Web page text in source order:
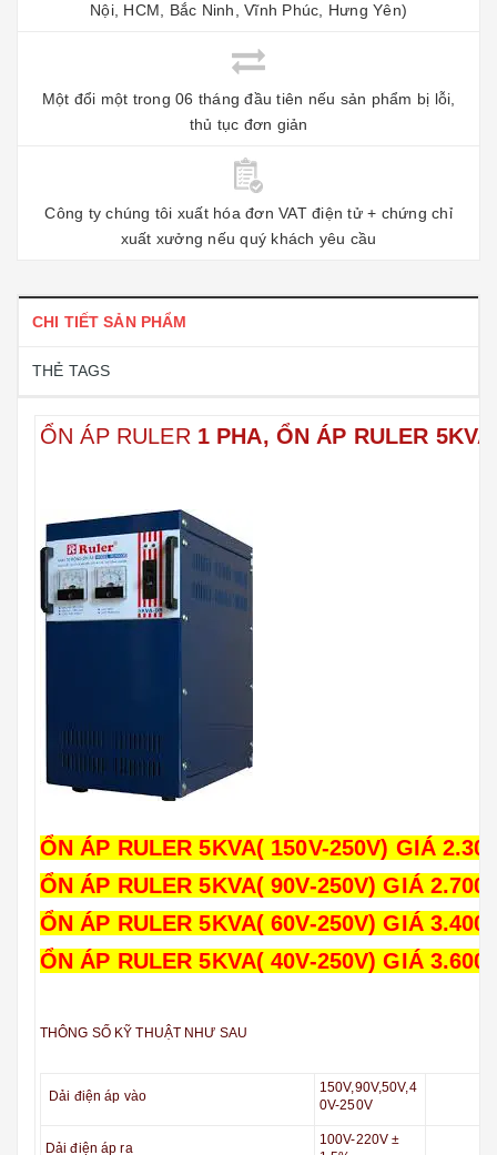
Nội, HCM, Bắc Ninh, Vĩnh Phúc, Hưng Yên)
Một đổi một trong 06 tháng đầu tiên nếu sản phẩm bị lỗi,
thủ tục đơn giản
Công ty chúng tôi xuất hóa đơn VAT điện tử + chứng chỉ
xuất xưởng nếu quý khách yêu cầu
CHI TIẾT SẢN PHẨM
THẺ TAGS
ỔN ÁP RULER 1 PHA, ỔN ÁP RULER 5KVA
ỔN ÁP RULER 5KVA( 150V-250V) GIÁ
ỔN ÁP RULER 5KVA( 90V-250V) GIÁ
ỔN ÁP RULER 5KVA( 60V-250V) GIÁ
ỔN ÁP RULER 5KVA( 40V-250V) GIÁ
THÔNG SỐ KỸ THUẬT NHƯ SAU
Dải điện áp vào
150V,90V,50V,4
0V-250V
Dải điện áp ra
100V-220V ±